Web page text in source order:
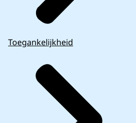
Toegankelijkheid